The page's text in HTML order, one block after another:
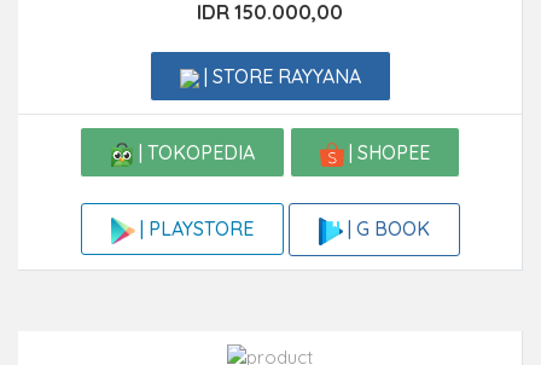
IDR 150.000,00
| STORE RAYYANA
| TOKOPEDIA | SHOPEE
| PLAYSTORE | G BOOK